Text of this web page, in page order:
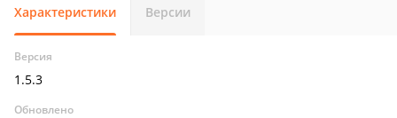
Характеристики Версии
Версия
1.5.3
Обновлено